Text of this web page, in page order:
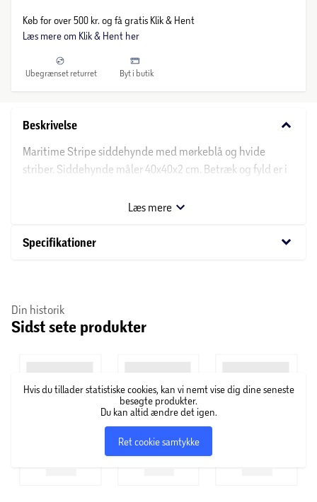
Køb for over 500 kr. og få gratis Klik & Hent
Læs mere om Klik & Hent her
Ubegrænset returret Byt i butik
Beskrivelse keyboard_arrow_down
Maritime Stripe siddehynde med mørkeblå og hvide
striber. Siddehynde måler 40x40x2 cm. Betræk og fyld er i
Siddehynden kan rengøres med en fugtig klud.
Læs mere
Specifikationer keyboard_arrow_down
Din historik
Sidst sete produkter
Hvis du tillader statistiske cookies, kan vi nemt vise dig dine seneste
besøgte produkter.
Du kan altid ændre det igen.
Ret cookie samtykke